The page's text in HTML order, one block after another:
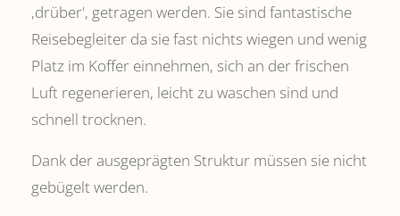
‚drüber', getragen werden. Sie sind fantastische
Reisebegleiter da sie fast nichts wiegen und wenig
Platz im Koffer einnehmen, sich an der frischen
Luft regenerieren, leicht zu waschen sind und
schnell trocknen.
Dank der ausgeprägten Struktur müssen sie nicht
gebügelt werden.